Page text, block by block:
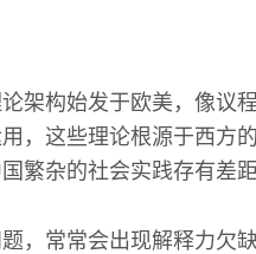
架构始发于欧美，像议
，这些理论根源于西方
繁杂的社会实践存有差距
，常常会出现解释力欠